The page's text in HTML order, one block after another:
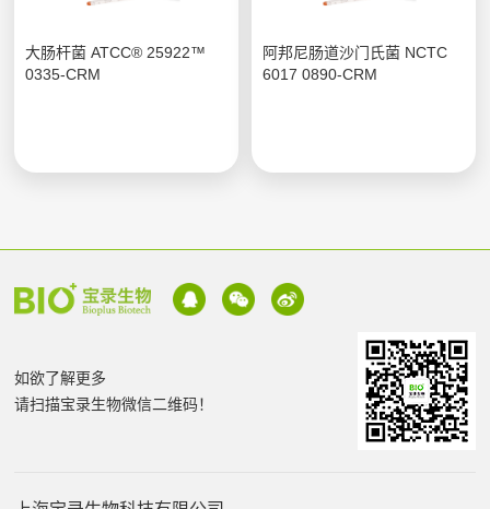
大肠杆菌 ATCC® 25922™
0335-CRM
阿邦尼肠道沙门氏菌 NCTC
6017 0890-CRM
如欲了解更多
请扫描宝录生物微信二维码！